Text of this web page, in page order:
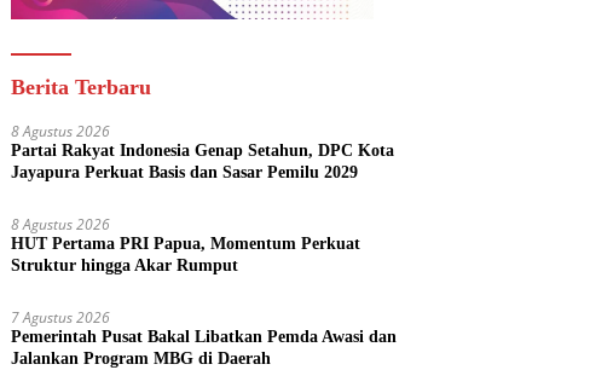
Berita Terbaru
8 Agustus 2026
Partai Rakyat Indonesia Genap Setahun, DPC Kota
Jayapura Perkuat Basis dan Sasar Pemilu 2029
8 Agustus 2026
HUT Pertama PRI Papua, Momentum Perkuat
Struktur hingga Akar Rumput
7 Agustus 2026
Pemerintah Pusat Bakal Libatkan Pemda Awasi dan
Jalankan Program MBG di Daerah